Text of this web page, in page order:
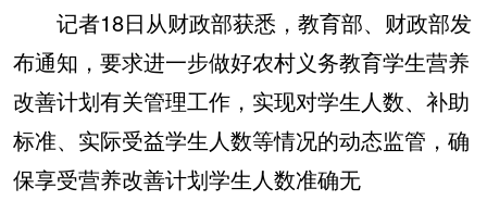
记者18日从财政部获悉，教育部、财政部发
布通知，要求进一步做好农村义务教育学生营养
改善计划有关管理工作，实现对学生人数、补助
标准、实际受益学生人数等情况的动态监管，确
保享受营养改善计划学生人数准确无